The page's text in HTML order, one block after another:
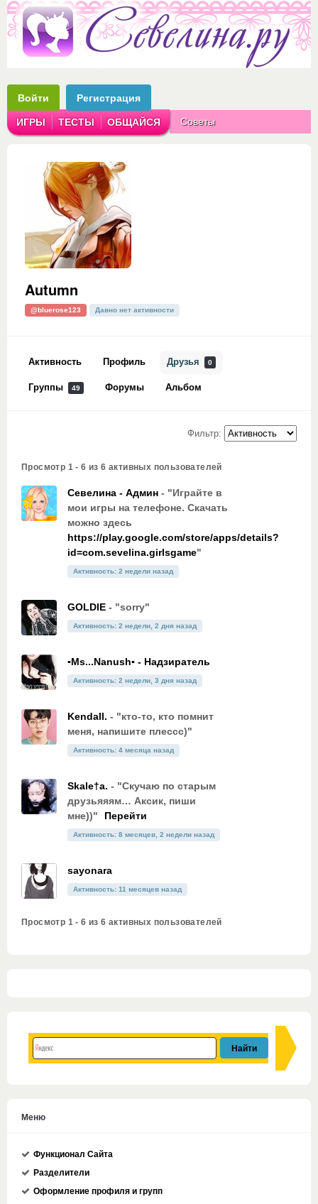
Войти Регистрация
ИГРЫ ТЕСТЫ ОБЩАЙСЯ Советы
Autumn
@bluerose123 Давно нет активности
Активность Профиль Друзья 0
Группы 49 Форумы Альбом
Фильтр:
Просмотр 1 - 6 из 6 активных пользователей
Севелина - Админ - "Играйте в
мои игры на телефоне. Скачать
можно здесь
https://play.google.com/store/apps/details?
id=com.sevelina.girlsgame"
Активность: 2 недели назад
GOLDIE - "sorry"
Активность: 2 недели, 2 дня назад
▪Ms...Nanush▪ - Надзиратель
Активность: 2 недели, 3 дня назад
Kendall. - "кто-то, кто помнит
меня, напишите плессс)"
Активность: 4 месяца назад
Skale†a. - "Скучаю по старым
друзьяяям… Аксик, пиши
мне))"
Перейти
Активность: 8 месяцев, 2 недели назад
sayonara
Активность: 11 месяцев назад
Просмотр 1 - 6 из 6 активных пользователей
Меню
Функционал Сайта
Разделители
Оформление профиля и групп